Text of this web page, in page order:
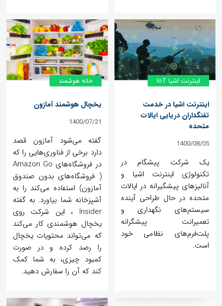
اینترنت اشیا IoT
اینترنت اشیا در خدمت
تفنگداران دریایی ایالات
متحده
1400/08/05
یک شرکت پیشگام در
تکنولوژی اینترنت اشیا و
آنالیزهای پیشگیرانه در ایالات
متحده در حال طراحی آینده
سیستم‌های نگهداری و
تعمیرانت پیشگرانه
پلت‌فرم‌های نظامی خود
است.
خانه هوشمند
یخچال هوشمند آمازون
1400/07/21
گفته می‌شود آمازون قصد
دارد برخی از فناوری‌هایی را که
در فروشگاه‌های Amazon Go
( فروشگاه‌های بدون صندوق
آمازون) استفاده می‌کند را به
آشپزخانه شما بیاورد. به گفته
Insider ، این شرکت روی
یخچال هوشمندی کار می‌کند
که می‌تواند محتویات یخچال
را رصد کرده و در صورت
کمبود چیزی، به شما کمک
کند که آن را سفارش دهید.